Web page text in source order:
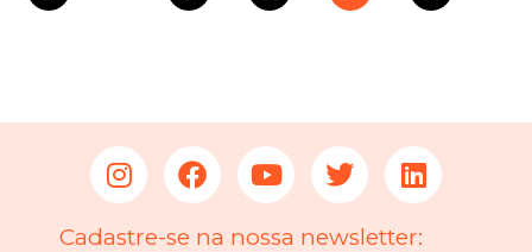
Cadastre-se na nossa newsletter: